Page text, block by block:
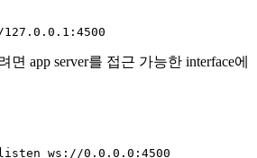
app server를 접근 가능한 interface에